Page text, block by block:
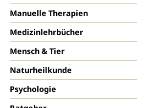
Manuelle Therapien
Medizinlehrbücher
Mensch & Tier
Naturheilkunde
Psychologie